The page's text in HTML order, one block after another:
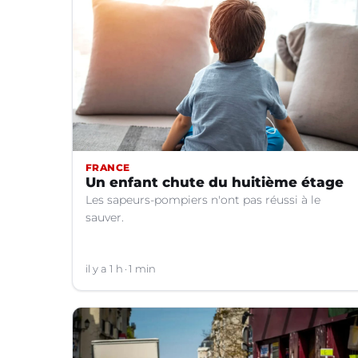
FRANCE
Un enfant chute du huitième étage
Les sapeurs-pompiers n'ont pas réussi à le
sauver.
il y a 1 h 1 min